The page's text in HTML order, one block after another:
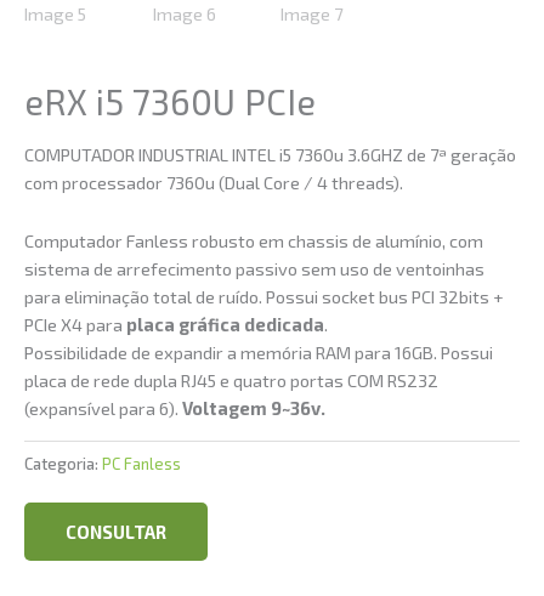
eRX i5 7360U PCIe
COMPUTADOR INDUSTRIAL INTEL i5 7360u 3.6GHZ de 7ª geração
com processador 7360u (Dual Core / 4 threads).
Computador Fanless robusto em chassis de alumínio, com
sistema de arrefecimento passivo sem uso de ventoinhas
para eliminação total de ruído. Possui socket bus PCI 32bits +
PCIe X4 para placa gráfica dedicada.
Possibilidade de expandir a memória RAM para 16GB. Possui
placa de rede dupla RJ45 e quatro portas COM RS232
(expansível para 6). Voltagem 9~36v.
Categoria: PC Fanless
CONSULTAR